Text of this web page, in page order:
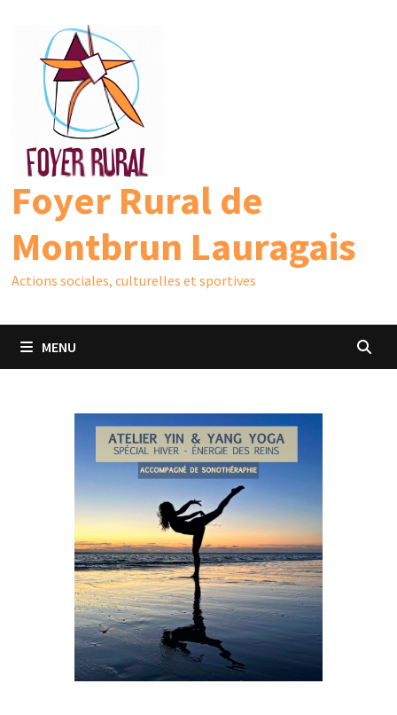
contenu
Foyer Rural de
Montbrun Lauragais
Actions sociales, culturelles et sportives
MENU